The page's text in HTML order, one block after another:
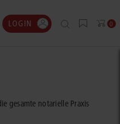
LOGIN 0
gesamte notarielle Praxis